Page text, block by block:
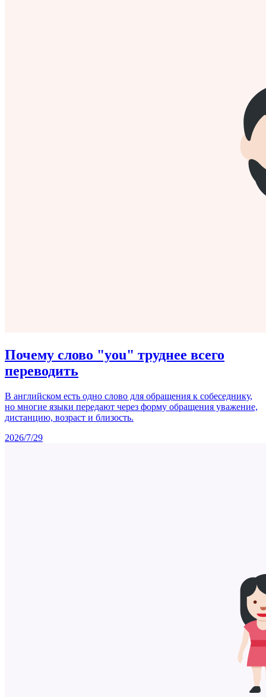
Почему слово "you" труднее всего
переводить
В английском есть одно слово для обращения к собеседнику,
но многие языки передают через форму обращения уважение,
дистанцию, возраст и близость.
2026/7/29